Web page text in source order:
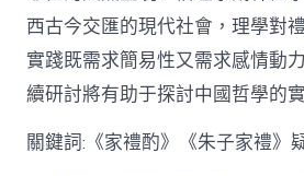
西古今交匯的現代社會，理學對
實踐既需求簡易性又需求感情動
續研討將有助于探討中國哲學的
關鍵詞:《家禮酌》《朱子家禮》